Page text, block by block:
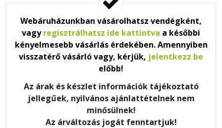
Webáruházunkban vásárolhatsz vendégként,
vagyregisztrálhatsz ide kattintva a későbbi
kényelmesebb vásárlás érdekében. Amennyiben
visszatérő vásárló vagy, kérjük, jelentkezz be
előbb!
Az árak és készlet információk tájékoztató
jellegűek, nyilvános ajánlattételnek nem
minősülnek!
Az árváltozás jogát fenntartjuk!